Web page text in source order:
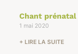
Chant
1 mai 2020
+ LIRE LA SUITE